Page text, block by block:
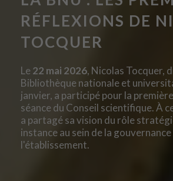
RÉFLEXIONS DE
TOCQUER
Le22 mai 2026, Nicolas Tocquer,
Bibliothèque nationale et
janvier, a participé pour la
séance du Conseil scientifique. À
a partagé sa vision du rôle
instance au sein de la
l'établissement.